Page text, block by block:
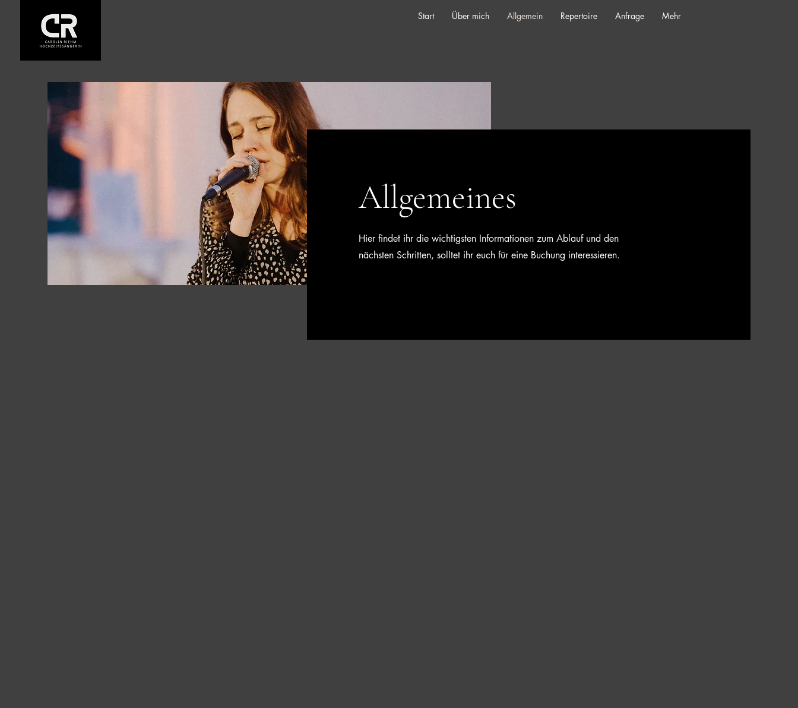
CR Voice Start Über mich Allgemein Repertoire Anfrage Mehr
Allgemeines
Hier findet ihr die wichtigsten Informationen zum Ablauf und den
nächsten Schritten, solltet ihr euch für eine Buchung interessieren.